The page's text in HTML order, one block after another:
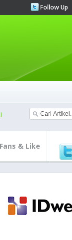
Follow Up
Fans & Like